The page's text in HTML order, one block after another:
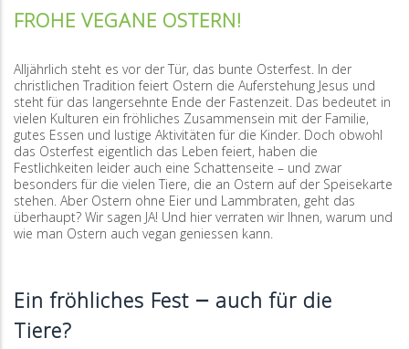
FROHE VEGANE OSTERN!
Alljährlich steht es vor der Tür, das bunte Osterfest. In der
christlichen Tradition feiert Ostern die Auferstehung Jesus und
steht für das langersehnte Ende der Fastenzeit. Das bedeutet in
vielen Kulturen ein fröhliches Zusammensein mit der Familie,
gutes Essen und lustige Aktivitäten für die Kinder. Doch obwohl
das Osterfest eigentlich das Leben feiert, haben die
Festlichkeiten leider auch eine Schattenseite – und zwar
besonders für die vielen Tiere, die an Ostern auf der Speisekarte
stehen. Aber Ostern ohne Eier und Lammbraten, geht das
überhaupt? Wir sagen JA! Und hier verraten wir Ihnen, warum und
wie man Ostern auch vegan geniessen kann.
Ein fröhliches Fest – auch für die
Tiere?